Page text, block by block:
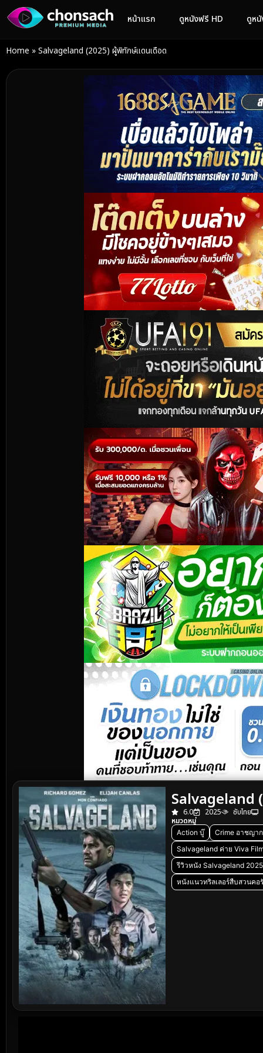
หน้าแรก ดูหนังฟรี HD ดูห
Home » Salvageland (2025) ผู้พิทักษ์แดนเดือด
Salvageland
6.0 2025
ซับไทย
หมวดหมู่
Action บู๊
Crime อาชญา
Salvageland ค่าย Viva
รีวิวหนัง Salvageland 2025
หนังแนวทริลเลอร์สืบสวนคอ